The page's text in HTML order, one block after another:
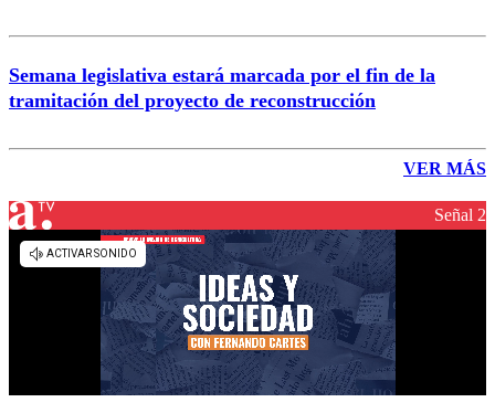
Semana legislativa estará marcada por el fin de la
tramitación del proyecto de reconstrucción
VER MÁS
Señal 2